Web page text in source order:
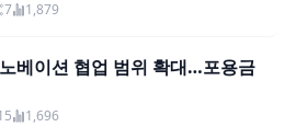
7 1,879
베이션 협업 범위 확대…포용금
1,696